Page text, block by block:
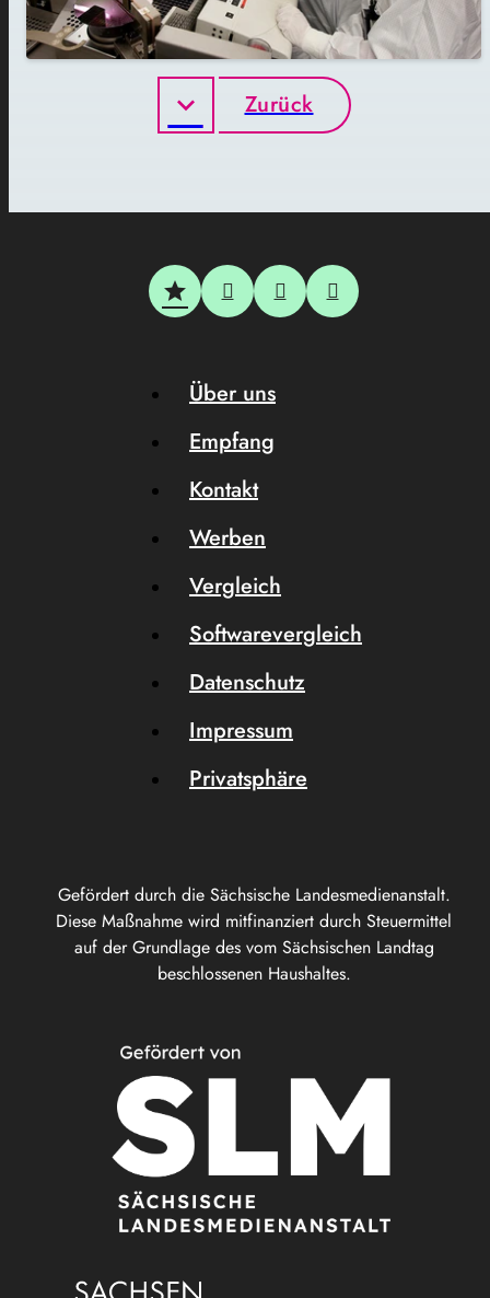
Zurück
Gefördert durch die Sächsische Landesmedienanstalt.
Diese Maßnahme wird mitfinanziert durch Steuermittel
auf der Grundlage des vom Sächsischen Landtag
beschlossenen Haushaltes.
Über uns
Empfang
Kontakt
Werben
Vergleich
Softwarevergleich
Datenschutz
Impressum
Privatsphäre